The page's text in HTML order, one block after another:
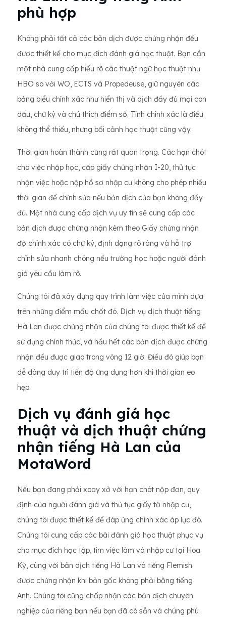
phù hợp
Không phải tất cả các bản dịch được chứng nhận đều
được thiết kế cho mục đích đánh giá học thuật. Bạn cần
một nhà cung cấp hiểu rõ các thuật ngữ học thuật như
HBO so với WO, ECTS và Propedeuse, giữ nguyên các
bảng biểu chính xác như hiển thị và dịch đầy đủ mọi con
dấu, chữ ký và chú thích điểm số. Tính chính xác là điều
không thể thiếu, nhưng bối cảnh học thuật cũng vậy.
Thời gian hoàn thành cũng rất quan trọng. Các hạn chót
cho việc nhập học, cấp giấy chứng nhận I-20, thủ tục
nhận việc hoặc nộp hồ sơ nhập cư không cho phép nhiều
thời gian để chỉnh sửa nếu bản dịch của bạn không đầy
đủ. Một nhà cung cấp dịch vụ uy tín sẽ cung cấp các
bản dịch được chứng nhận kèm theo Giấy chứng nhận
độ chính xác có chữ ký, định dạng rõ ràng và hỗ trợ
chỉnh sửa nhanh chóng nếu trường học hoặc người đánh
giá yêu cầu làm rõ.
Chúng tôi đã xây dựng quy trình làm việc của mình dựa
trên những điểm mấu chốt đó. Dịch vụ dịch thuật tiếng
Hà Lan được chứng nhận của chúng tôi được thiết kế để
sử dụng chính thức, và hầu hết các bản dịch được chứng
nhận đều được giao trong vòng 12 giờ. Điều đó giúp bạn
dễ dàng duy trì tiến độ ứng dụng hơn khi thời gian eo
hẹp.
Dịch vụ đánh giá học
thuật và dịch thuật chứng
nhận tiếng Hà Lan của
MotaWord
Nếu bạn đang phải xoay xở với hạn chót nộp đơn, quy
định của người đánh giá và thủ tục giấy tờ nhập cư,
chúng tôi được thiết kế để đáp ứng chính xác áp lực đó.
Chúng tôi cung cấp các bài đánh giá học thuật phục vụ
cho mục đích học tập, tìm việc làm và nhập cư tại Hoa
Kỳ, cùng với bản dịch tiếng Hà Lan và tiếng Flemish
được chứng nhận khi bản gốc không phải bằng tiếng
Anh. Chúng tôi cũng chấp nhận các bản dịch chuyên
nghiệp của riêng bạn nếu bạn đã có sẵn và chúng phù